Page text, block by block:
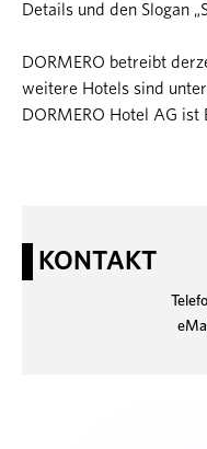
Details und den Slogan
DORMERO betreibt
weitere Hotels sind
DORMERO Hotel AG ist
KONTAKT